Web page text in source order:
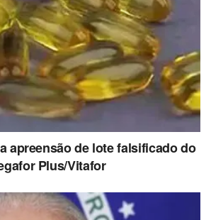
apreensão de lote falsificado do
Plus/Vitafor